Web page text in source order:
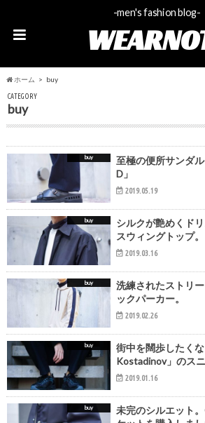
-men's fashion blog-
ホーム buy
CATEGORY
buy
buy
至極の便所サンダ
D」
2019.05.19
buy
シルクが艶めくド
スウィングトップ。
2019.03.16
buy
洗練されたストリ
ックパーカー。
2019.02.26
buy
街中を闊歩したく
Kostadinov」のスニ
2019.01.16
buy
未完のシルエット